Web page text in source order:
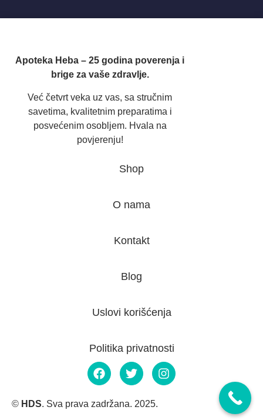
Apoteka Heba – 25 godina poverenja i
brige za vaše zdravlje.
Već četvrt veka uz vas, sa stručnim
savetima, kvalitetnim preparatima i
posvećenim osobljem. Hvala na
povjerenju!
Shop
O nama
Kontakt
Blog
Uslovi korišćenja
Politika privatnosti
© HDS. Sva prava zadržana. 2025.